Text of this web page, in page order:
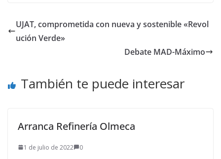
UJAT, comprometida con nueva y sostenible «Revol
ución Verde»
Debate MAD-Máximo
También te puede interesar
Arranca Refinería Olmeca
1 de julio de 2022 0